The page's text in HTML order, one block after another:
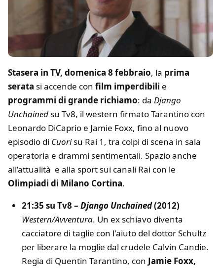
Stasera in TV, domenica 8 febbraio, la prima
serata si accende con film imperdibili e
programmi di grande richiamo: da Django
Unchained su Tv8, il western firmato Tarantino con
Leonardo DiCaprio e Jamie Foxx, fino al nuovo
episodio di Cuorisu Rai 1, tra colpi di scena in sala
operatoria e drammi sentimentali. Spazio anche
all’attualità e alla sport sui canali Rai con le
Olimpiadi di Milano Cortina.
21:35 su Tv8 – Django Unchained(2012)
Western/Avventura. Un ex schiavo diventa
cacciatore di taglie con l'aiuto del dottor Schultz
per liberare la moglie dal crudele Calvin Candie.
Regia di Quentin Tarantino, con Jamie Foxx,